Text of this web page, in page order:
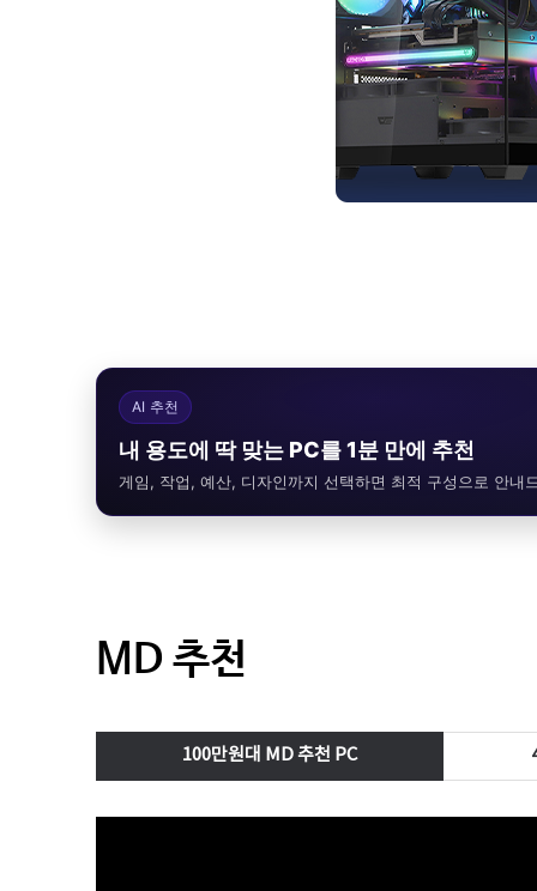
AI 추천
내 용도에 딱 맞는 PC를 1분 만에 추천
게임, 작업, 예산, 디자인까지 선택하면 최적 구성으로 안내
MD 추천
100만원대 MD 추천 PC